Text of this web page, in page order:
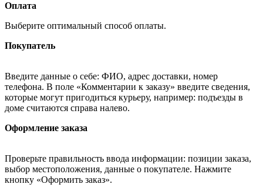
Оплата
Выберите оптимальный способ оплаты.
Покупатель
Введите данные о себе: ФИО, адрес доставки, номер
телефона. В поле «Комментарии к заказу» введите сведения,
которые могут пригодиться курьеру, например: подъезды в
доме считаются справа налево.
Оформление заказа
Проверьте правильность ввода информации: позиции заказа,
выбор местоположения, данные о покупателе. Нажмите
кнопку «Оформить заказ».